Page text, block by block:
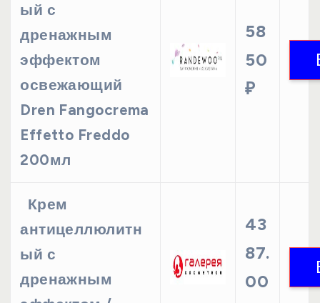
ый с
дренажным
эффектом
освежающий
Dren Fangocrema
Effetto Freddo
200мл
58
50
₽
Крем
антицеллюлитн
ый с
дренажным
43
87.
00